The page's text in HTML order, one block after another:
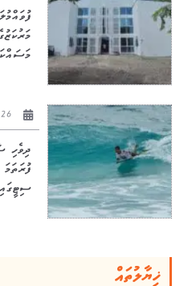
ދިވެހި
ޚިޔާލުތައް